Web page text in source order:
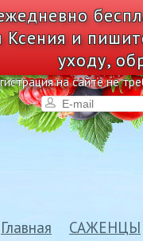
Ксения и
уходу,
на сайте не
Главная САЖЕНЦЫ